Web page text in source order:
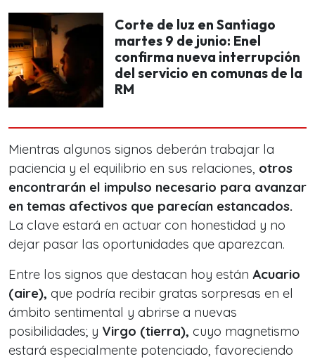
Corte de luz en Santiago
martes 9 de junio: Enel
confirma nueva interrupción
del servicio en comunas de la
RM
Mientras algunos signos deberán trabajar la
paciencia y el equilibrio en sus relaciones, otros
encontrarán el impulso necesario para avanzar
en temas afectivos que parecían estancados.
La clave estará en actuar con honestidad y no
dejar pasar las oportunidades que aparezcan.
Entre los signos que destacan hoy están Acuario
(aire), que podría recibir gratas sorpresas en el
ámbito sentimental y abrirse a nuevas
posibilidades; y Virgo (tierra), cuyo magnetismo
estará especialmente potenciado, favoreciendo